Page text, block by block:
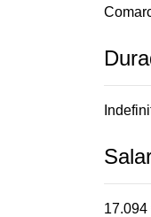
17.094